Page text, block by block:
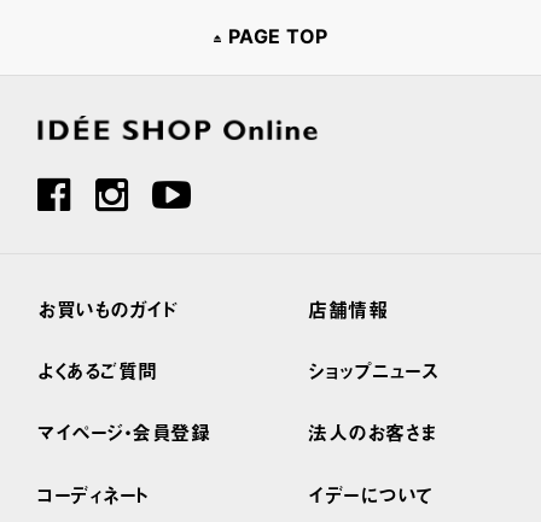
PAGE TOP
お買いものガイド
よくあるご質問
マイページ・会員登録
コーディネート
店舗情報
ショップニュース
法人のお客さま
イデーについて